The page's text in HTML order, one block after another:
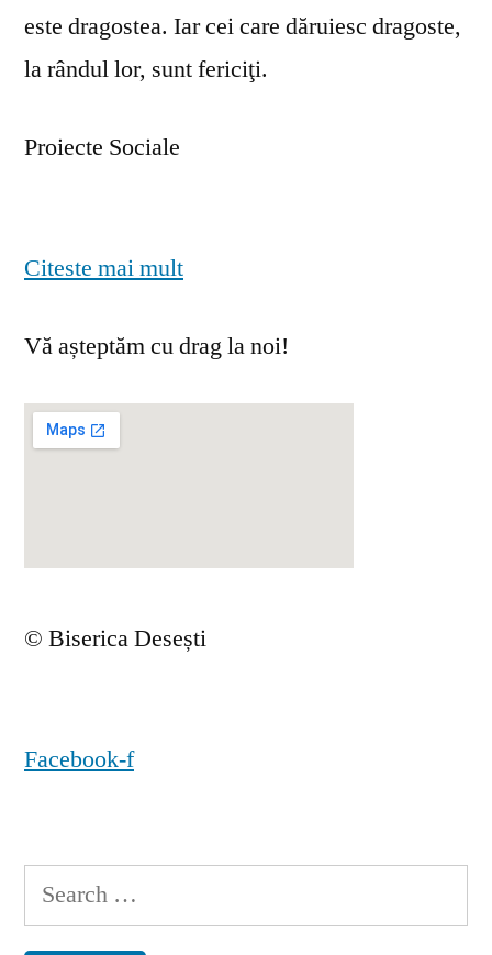
este dragostea. Iar cei care dăruiesc dragoste,
la rândul lor, sunt fericiţi.
Proiecte Sociale
Citeste mai mult
Vă așteptăm cu drag la noi!
© Biserica Desești
Facebook-f
Search
for: